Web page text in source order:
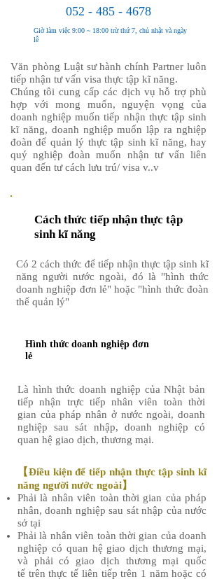
052 - 485 - 4678
Giờ làm việc 9:00 ~ 18:00 trừ thứ 7, chủ nhật và ngày
lễ
​Văn phòng Luật sư hành chính Partner luôn
tiếp nhận tư vấn visa thực tập kĩ năng.
Chúng tôi cung cấp các dịch vụ hỗ trợ phù
hợp với mong muốn, nguyện vọng của
doanh nghiệp muốn tiếp nhận thực tập sinh
kĩ năng, doanh nghiệp muốn lập ra nghiệp
đoàn để quản lý thực tập sinh kĩ năng, hay
quý nghiệp đoàn muốn nhận tư vấn liên
quan đến tư cách lưu trú/ visa v..v
Cách thức tiếp nhận thực tập
sinh kĩ năng
Có 2 cách thức để tiếp nhận thực tập sinh kĩ
năng người nước ngoài, đó là "hình thức
doanh nghiệp đơn lẻ" hoặc "hình thức đoàn
thể quản lý"
Hình thức doanh nghiệp đơn
lẻ
Là hình thức doanh nghiệp của Nhật bản
tiếp nhận trực tiếp nhân viên toàn thời
gian của pháp nhân ở nước ngoài, doanh
nghiệp sau sát nhập, doanh nghiệp có
quan hệ giao dịch, thương mại.
【Điều kiện để tiếp nhận thực tập sinh kĩ
năng người nước ngoài】
Phải là nhân viên toàn thời gian của pháp
nhân, doanh nghiệp sau sát nhập của nước
sở tại​
Phải là nhân viên toàn thời gian của doanh
nghiệp có quan hệ giao dịch thương mại,
và phải có giao dịch thương mại quốc
tế trên thực tế liên tiếp trên 1 năm hoặc có